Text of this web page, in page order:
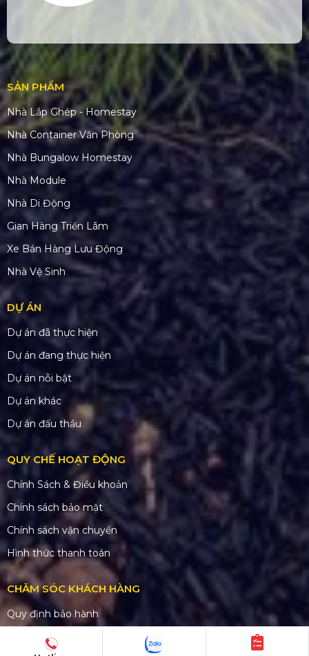
SẢN PHẨM
Nhà Lắp Ghép - Homestay
Nhà Container Văn Phòng
Nhà Bungalow Homestay
Nhà Module
Nhà Di Động
Gian Hàng Triển Lãm
Xe Bán Hàng Lưu Động
Nhà Vệ Sinh
DỰ ÁN
Dự án đã thực hiện
Dự án đang thực hiện
Dự án nỗi bật
Dự án khác
Dự án đấu thầu
QUY CHẾ HOẠT ĐỘNG
Chính Sách & Điều khoản
Chính sách bảo mật
Chính sách vận chuyển
Hình thức thanh toán
CHĂM SÓC KHÁCH HÀNG
Quy định bảo hành
Chính sách bán hàng